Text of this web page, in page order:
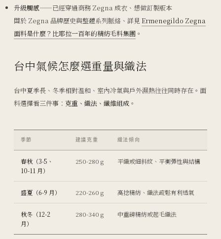
升級觸感——已經穿過商務 Zegna 成衣、想做訂製版本
關於 Zegna 品牌歷史與整體系列脈絡、詳見 Ermenegildo Zegna
面料是什麼？比耶拉一百年的精紡毛料集團 。
台中氣候怎麼選重量與織法
台中夏季長、冬季相對溫和、室內冷氣與戶外濕熱往往同時存在。面
料選擇看三件事： 克重、織法、纖維組成 。
季節 建議克重 織法傾向
春秋（3-5、
10-11 月）
250-280 g 平織或細斜紋、平衡彈性與結構
盛夏（6-9 月） 220-260 g 高捻精紡、織法疏鬆有利透氣
秋冬（12-2
月）
280-340 g 中重磅精紡或起毛織法